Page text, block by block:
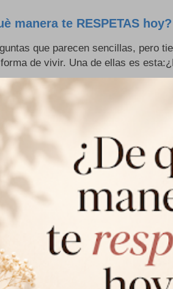
manera te RESPETAS hoy?
que parecen sencillas, pero
de vivir. Una de ellas es